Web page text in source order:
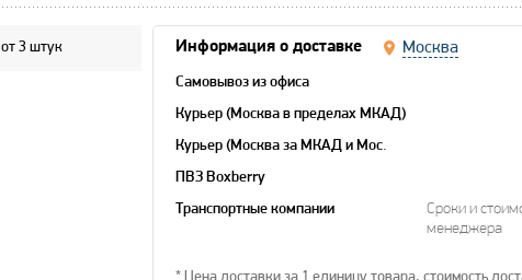
от 3 штук Информация о доставке Москва
Самовывоз из офиса
Курьер (Москва в пределах МКАД)
Курьер (Москва за МКАД и Мос.
ПВЗ Boxberry
Транспортные компании
Сроки и
менеджера
* Цена доставки за 1 единицу товара, стоимость